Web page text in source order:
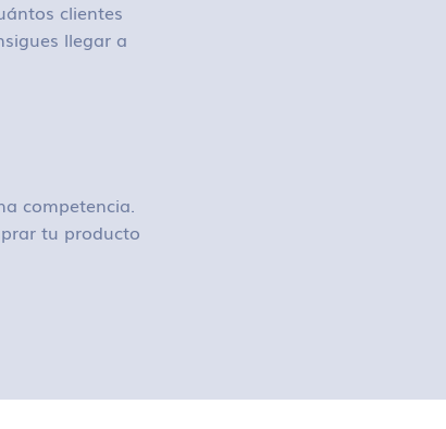
clientes
llegar a
competencia.
tu producto